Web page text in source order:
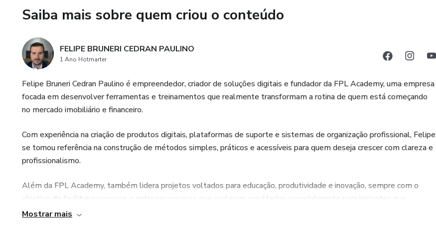
Saiba mais sobre quem criou o conteúdo
FELIPE BRUNERI CEDRAN PAULINO
1 Ano Hotmarter
Felipe Bruneri Cedran Paulino é empreendedor, criador de soluções digitais e fundador da FPL Academy, uma empresa
focada em desenvolver ferramentas e treinamentos que realmente transformam a rotina de quem está começando
no mercado imobiliário e financeiro.
Com experiência na criação de produtos digitais, plataformas de suporte e sistemas de organização profissional, Felipe
se tornou referência na construção de métodos simples, práticos e acessíveis para quem deseja crescer com clareza e
profissionalismo.
Além da FPL Academy, também lidera projetos voltados para educação, produtividade e inovação, sempre com o
objetivo de facilitar processos e entregar recursos que aceleram resultados especialmente para iniciantes que
precisam de direção.
Mostrar mais